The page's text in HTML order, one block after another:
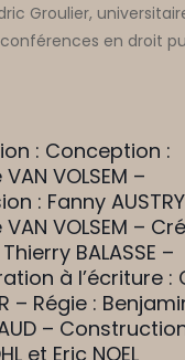
Groulier,
en droit
: Conception :
VOLSEM –
: Fanny
VOLSEM –
BALASSE –
à l’écriture :
– Régie :
–
et Eric NOEL